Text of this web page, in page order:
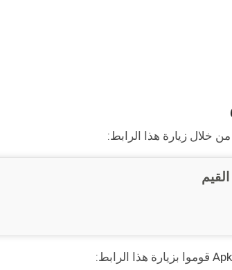
خلال زيارة هذا الرابط: